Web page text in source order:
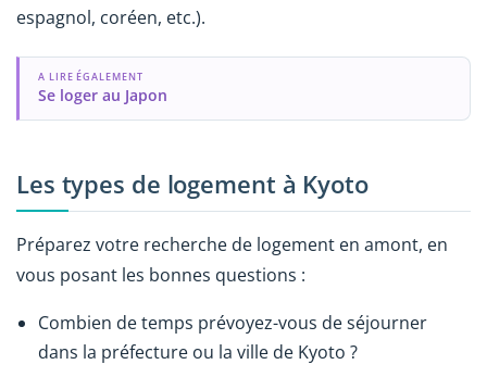
espagnol, coréen, etc.).
A LIRE ÉGALEMENT
Se loger au Japon
Les types de logement à Kyoto
Préparez votre recherche de logement en amont, en
vous posant les bonnes questions :
Combien de temps prévoyez-vous de séjourner
dans la préfecture ou la ville de Kyoto ?